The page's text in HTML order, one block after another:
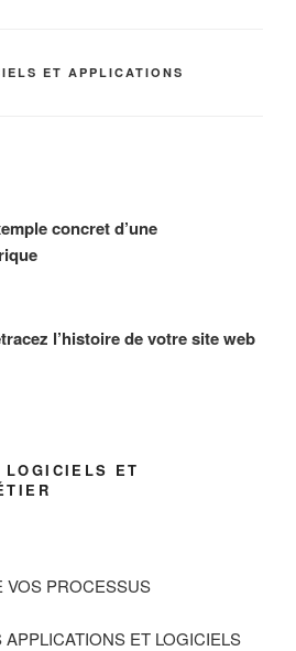
ET APPLICATIONS
concret d’une
l’histoire de votre site web
LOGICIELS ET
VOS PROCESSUS
ET LOGICIELS